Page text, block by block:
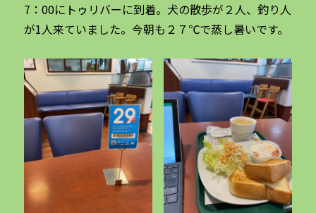
7：00にトゥリバーに到着。犬の散歩が２人、釣り人
が1人来ていました。今朝も２７℃で蒸し暑いです。